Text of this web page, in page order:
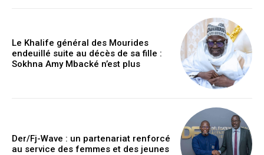
Le Khalife général des Mourides
endeuillé suite au décès de sa fille :
Sokhna Amy Mbacké n’est plus
Der/Fj-Wave : un partenariat renforcé
au service des femmes et des jeunes